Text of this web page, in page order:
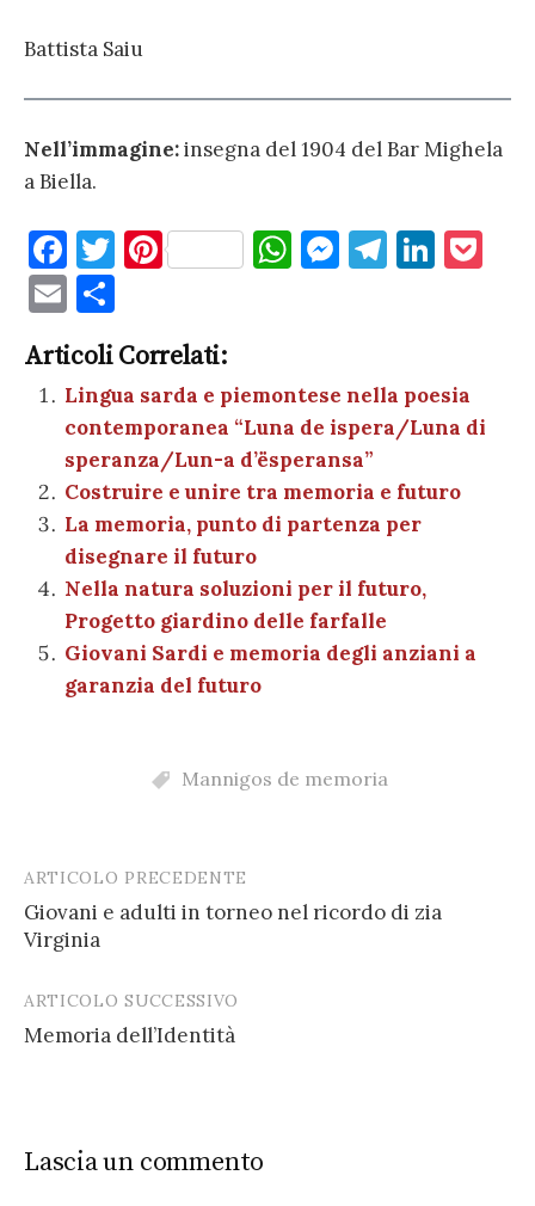
Battista Saiu
Nell’immagine:insegna del 1904 del Bar Mighela
a Biella.
F
a
c
e
b
o
o
k
T
te
r
Pi
es
t
W
A
p
p
M
g
er
T
a
m
Li
dI
n
E
m
ai
l
n
di
vi
di
Articoli Correlati:
Lingua sarda e piemontese nella poesia
contemporanea “Luna de ispera/Luna di
speranza/Lun-a d’ësperansa”
Costruire e unire tra memoria e futuro
La memoria, punto di partenza per
disegnare il futuro
Nella natura soluzioni per il futuro,
Progetto giardino delle farfalle
Giovani Sardi e memoria degli anziani a
garanzia del futuro
Mannigos de memoria
Post
navigation
ARTICOLO PRECEDENTE
Giovani e adulti in torneo nel ricordo di zia
Virginia
ARTICOLO SUCCESSIVO
Memoria dell’Identità
Lascia un commento